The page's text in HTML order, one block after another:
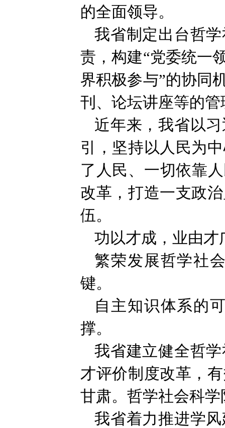
的全面领导。
我省制定出台哲
责，构建“党委统一
界积极参与”的协同
刊、论坛讲座等的
近年来，我省以
引，坚持以人民为
了人民、一切依靠
改革，打造一支政
伍。
功以才成，业由才
繁荣发展哲学社
键。
自主知识体系的
撑。
我省建立健全哲
才评价制度改革，
甘肃。哲学社会科
我省着力推进学